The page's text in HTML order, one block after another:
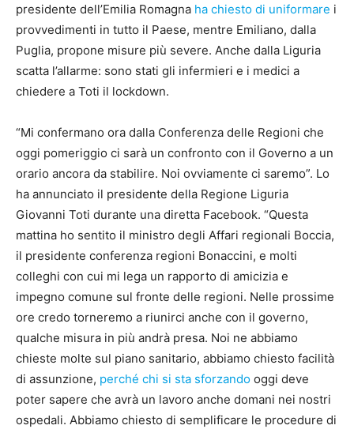
presidente dell’Emilia Romagna ha chiesto di uniformare i
provvedimenti in tutto il Paese, mentre Emiliano, dalla
Puglia, propone misure più severe. Anche dalla Liguria
scatta l’allarme: sono stati gli infermieri e i medici a
chiedere a Toti il lockdown.
“Mi confermano ora dalla Conferenza delle Regioni che
oggi pomeriggio ci sarà un confronto con il Governo a un
orario ancora da stabilire. Noi ovviamente ci saremo”. Lo
ha annunciato il presidente della Regione Liguria
Giovanni Toti durante una diretta Facebook. “Questa
mattina ho sentito il ministro degli Affari regionali Boccia,
il presidente conferenza regioni Bonaccini, e molti
colleghi con cui mi lega un rapporto di amicizia e
impegno comune sul fronte delle regioni. Nelle prossime
ore credo torneremo a riunirci anche con il governo,
qualche misura in più andrà presa. Noi ne abbiamo
chieste molte sul piano sanitario, abbiamo chiesto facilità
di assunzione, perché chi si sta sforzando oggi deve
poter sapere che avrà un lavoro anche domani nei nostri
ospedali. Abbiamo chiesto di semplificare le procedure di